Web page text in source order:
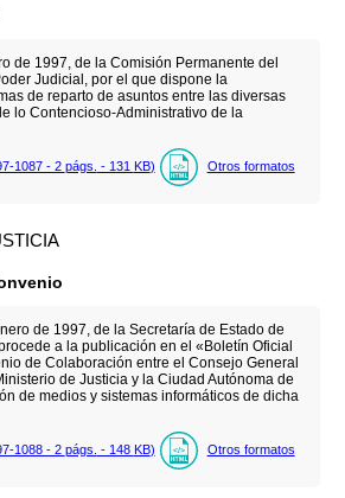
de 1997, de la Comisión Permanente del
Judicial, por el que dispone la
de reparto de asuntos entre las diversas
lo Contencioso-Administrativo de la
1087 - 2 págs. - 131 KB) Otros formatos
de 1997, de la Secretaría de Estado de
a la publicación en el «Boletín Oficial
de Colaboración entre el Consejo General
de Justicia y la Ciudad Autónoma de
de medios y sistemas informáticos de dicha
1088 - 2 págs. - 148 KB) Otros formatos